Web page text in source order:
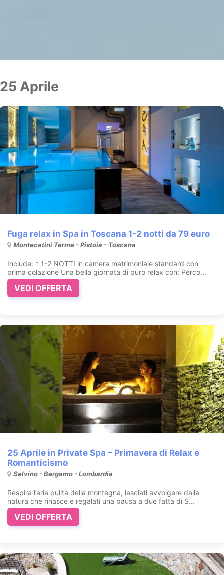
25 Aprile
Fuga relax in Spa in Toscana 1-2 notti da 79 euro
Montecatini Terme - Pistoia - Toscana
Include: * 1-2 NOTTI in camera matrimoniale standard con
prima colazione Una bella giornata di puro relax con: Perco...
VEDI OFFERTA
25 Aprile in Private Spa – Primavera di Relax e
Romanticismo
Selvino - Bergamo - Lombardia
Respira l’aria pulita della montagna, lasciati avvolgere dalla
natura che rinasce e regalati una pausa a due fatta di S...
VEDI OFFERTA